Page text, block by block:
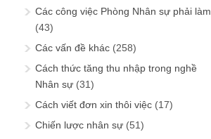
Các công việc Phòng Nhân sự phải làm
(43)
Các vấn đề khác (258)
Cách thức tăng thu nhập trong nghề
Nhân sự (31)
Cách viết đơn xin thôi việc (17)
Chiến lược nhân sự (51)